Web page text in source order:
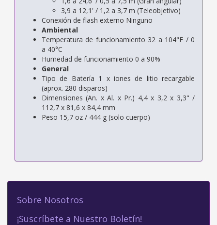
3,9 a 12,1' / 1,2 a 3,7 m (Teleobjetivo)
Conexión de flash externo Ninguno
Ambiental
Temperatura de funcionamiento 32 a 104°F / 0
a 40°C
Humedad de funcionamiento 0 a 90%
General
Tipo de Batería 1 x iones de litio recargable
(aprox. 280 disparos)
Dimensiones (An. x Al. x Pr.) 4,4 x 3,2 x 3,3" /
112,7 x 81,6 x 84,4 mm
Peso 15,7 oz / 444 g (solo cuerpo)
Sobre Nosotros
¡Suscríbete a Nuestro Boletín!